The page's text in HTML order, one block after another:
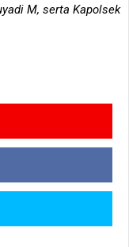
M, serta Kapolsek